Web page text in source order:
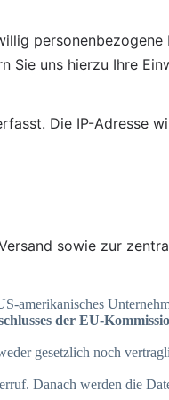
Sie uns hierzu Ihre
Die IP-Adresse
sowie zur
amerikanisches
der EU-
gesetzlich noch
Danach werden die